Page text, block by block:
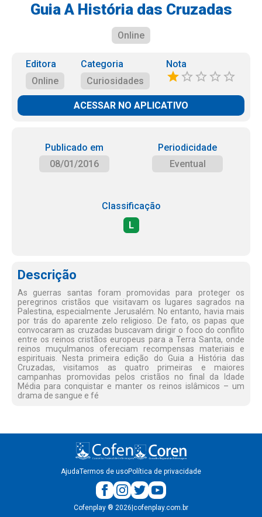
Guia A História das Cruzadas
Online
Editora
Online
Categoria
Curiosidades
Nota
ACESSAR NO APLICATIVO
Publicado em
08/01/2016
Periodicidade
Eventual
Classificação
L
Descrição
As guerras santas foram promovidas para proteger os
peregrinos cristãos que visitavam os lugares sagrados na
Palestina, especialmente Jerusalém. No entanto, havia mais
por trás do aparente zelo religioso. De fato, os papas que
convocaram as cruzadas buscavam dirigir o foco do conflito
entre os reinos cristãos europeus para a Terra Santa, onde
reinos muçulmanos ofereciam recompensas materiais e
espirituais. Nesta primeira edição do Guia a História das
Cruzadas, visitamos as quatro primeiras e maiores
campanhas promovidas pelos cristãos no final da Idade
Média para conquistar e manter os reinos islâmicos – um
drama de sangue e fé
AjudaTermos de usoPolítica de privacidade
Cofenplay ® 2026 cofenplay.com.br